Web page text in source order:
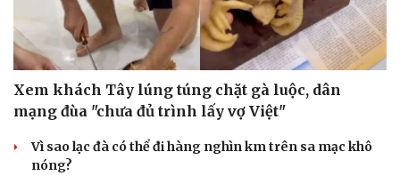
Xem khách Tây lúng túng chặt gà luộc, dân
mạng đùa "chưa đủ trình lấy vợ Việt"
Vì sao lạc đà có thể đi hàng nghìn km trên sa mạc khô
nóng?